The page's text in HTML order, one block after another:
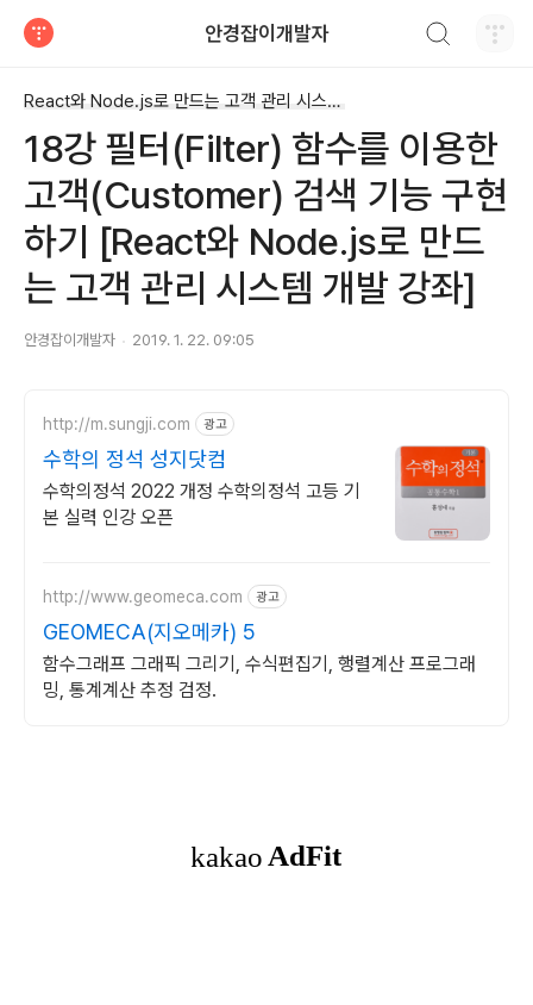
안경잡이개발자
React와 Node.js로 만드는 고객 관리 시스템 개발 강좌
18강 필터(Filter) 함수를 이용한
고객(Customer) 검색 기능 구현
하기 [React와 Node.js로 만드
는 고객 관리 시스템 개발 강좌]
안경잡이개발자 2019. 1. 22. 09:05
http://m.sungji.com 광고
수학의 정석 성지닷컴
수학의정석 2022 개정 수학의정석 고등 기
본 실력 인강 오픈
http://www.geomeca.com 광고
GEOMECA(지오메카) 5
함수그래프 그래픽 그리기, 수식편집기, 행렬계산 프로그래
밍, 통계계산 추정 검정.